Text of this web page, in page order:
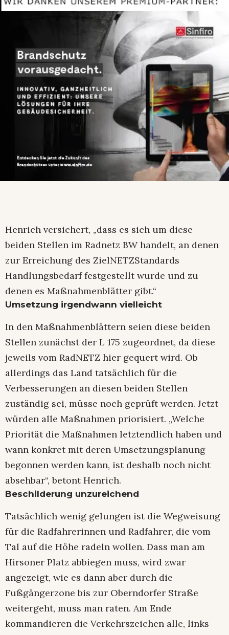
Henrich versichert, „dass es sich um diese
beiden Stellen im Radnetz BW handelt, an denen
zur Erreichung des ZielNETZStandards
Handlungsbedarf festgestellt wurde und zu
denen es Maßnahmenblätter gibt.“
Umsetzung irgendwann vielleicht
In den Maßnahmenblättern seien diese beiden
Stellen zunächst der L 175 zugeordnet, da diese
jeweils vom RadNETZ hier gequert wird. Ob
allerdings das Land tatsächlich für die
Verbesserungen an diesen beiden Stellen
zuständig sei, müsse noch geprüft werden. Jetzt
würden alle Maßnahmen priorisiert. „Welche
Priorität die Maßnahmen letztendlich haben und
wann konkret mit deren Umsetzungsplanung
begonnen werden kann, ist deshalb noch nicht
absehbar“, betont Henrich.
Beschilderung unzureichend
Tatsächlich wenig gelungen ist die Wegweisung
für die Radfahrerinnen und Radfahrer, die vom
Tal auf die Höhe radeln wollen. Dass man am
Hirsoner Platz abbiegen muss, wird zwar
angezeigt, wie es dann aber durch die
Fußgängerzone bis zur Oberndorfer Straße
weitergeht, muss man raten. Am Ende
kommandieren die Verkehrszeichen alle, links